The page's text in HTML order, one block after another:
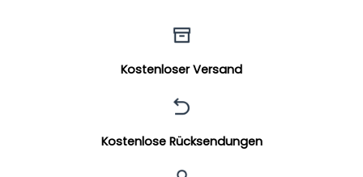
Kostenloser Versand
Kostenlose Rücksendungen